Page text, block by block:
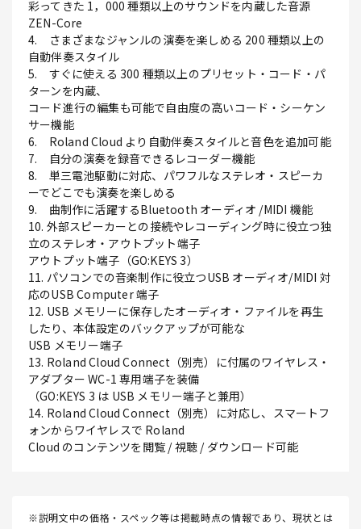
彩ってきた 1，000 種類以上のサウンドを内蔵した音源
ZEN-Core
4. さまざまなジャンルの演奏を楽しめる 200 種類以上の
自動伴奏スタイル
5. すぐに使える 300 種類以上のプリセット・コード・パ
ターンを内蔵、
コード進行の編集も可能で自由度の高いコード・シーケン
サー機能
6. Roland Cloud より自動伴奏スタイルと音色を追加可能
7. 自分の演奏を録音できるレコーダー機能
8. 単三電池駆動に対応、パワフルなステレオ・スピーカ
ーでどこでも演奏を楽しめる
9. 曲制作に活躍するBluetooth オーディオ /MIDI 機能
10. 外部スピーカーとの接続やレコーディング時に役立つ独
立のステレオ・アウトプット端子
アウトプット端子（GO:KEYS 3）
11. パソコンでの音楽制作に役立つUSB オーディオ/MIDI 対
応のUSB Computer 端子
12. USB メモリーに保存したオーディオ・ファイルを再生
したり、本体設定のバックアップが可能な
USB メモリー端子
13. Roland Cloud Connect（別売）に付属のワイヤレス・
アダプター WC-1 専用端子を装備
（GO:KEYS 3 は USB メモリー端子と兼用）
14. Roland Cloud Connect（別売）に対応し、スマートフ
ォンからワイヤレスで Roland
Cloud のコンテンツを閲覧 / 視聴 / ダウンロード可能
※説明文中の価格・スペック等は掲載時点の情報であり、現状とは